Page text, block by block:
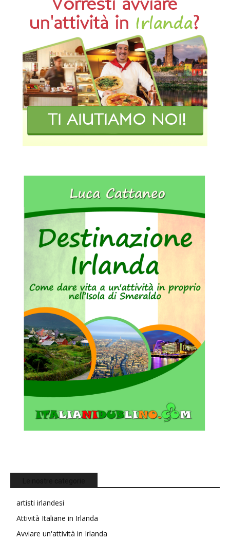
artisti irlandesi
Attività Italiane in Irlanda
Avviare un'attività in Irlanda